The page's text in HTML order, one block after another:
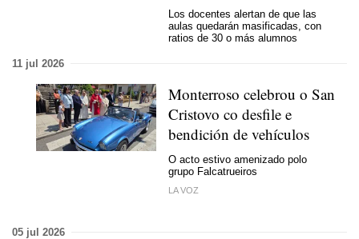
Los docentes alertan de que las
aulas quedarán masificadas, con
ratios de 30 o más alumnos
11 jul 2026
Monterroso celebrou o San
Cristovo co desfile e
bendición de vehículos
O acto estivo amenizado polo
grupo Falcatrueiros
LA VOZ
05 jul 2026